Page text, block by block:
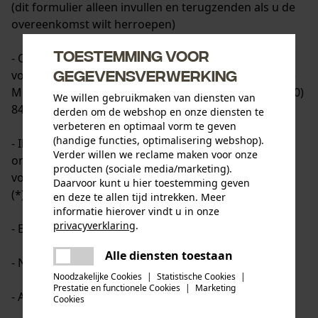
(dit formulier alleen invullen en terugzenden als u de
overeenkomst wilt herroepen)
- Oregon Tool Europe SA/NV, KOX &ndash; Partners
voor de Bosbouw en Tuin, Rue Emile Francqui 5, 1435
Mont-Saint-Guibert, België, info-be@kox.eu, fax: +32(0)
84 22 28 12
- Ik/Wij (*) deel/delen (*) u hierbij mede dat ik/wij (*)
onze overeenkomst betreffende de verkoop van de
volgende goederen/levering van de volgende dienst
(*) herroep/herroepen (*)
- Besteld op (*)/Ontvangen op (*)
- Naam/Namen consument(en)
- Adres consument(en)
Toestemming voor
gegevensverwerking
We willen gebruikmaken van diensten van
derden om de webshop en onze diensten te
verbeteren en optimaal vorm te geven
(handige functies, optimalisering webshop).
Verder willen we reclame maken voor onze
producten (sociale media/marketing).
Daarvoor kunt u hier toestemming geven
en deze te allen tijd intrekken. Meer
informatie hierover vindt u in onze
privacyverklaring.
Alle diensten toestaan
Noodzakelijke Cookies | Statistische Cookies |
Prestatie en functionele Cookies |
Marketing
Cookies
Er is een fout opgetreden. Gelieve
het opnieuw te proberen.
delen
mail